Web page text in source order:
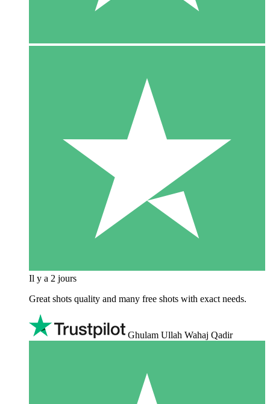
Il y a 2 jours
Great shots quality and many free shots with exact needs.
Ghulam Ullah Wahaj Qadir